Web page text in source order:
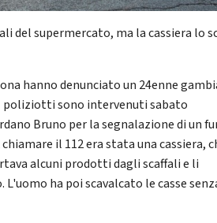
del supermercato, ma la cassiera lo
hanno denunciato un 24enne
poliziotti sono intervenuti sabato
Bruno per la segnalazione di un
il 112 era stata una cassiera,
alcuni prodotti dagli scaffali e li
ha poi scavalcato le casse